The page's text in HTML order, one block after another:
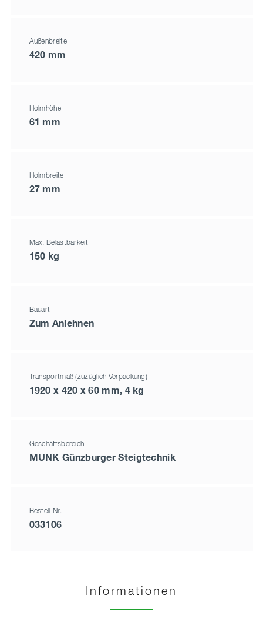
Außenbreite
420 mm
Holmhöhe
61 mm
Holmbreite
27 mm
Max. Belastbarkeit
150 kg
Bauart
Zum Anlehnen
Transportmaß (zuzüglich Verpackung)
1920 x 420 x 60 mm, 4 kg
Geschäftsbereich
MUNK Günzburger Steigtechnik
Bestell-Nr.
033106
Informationen